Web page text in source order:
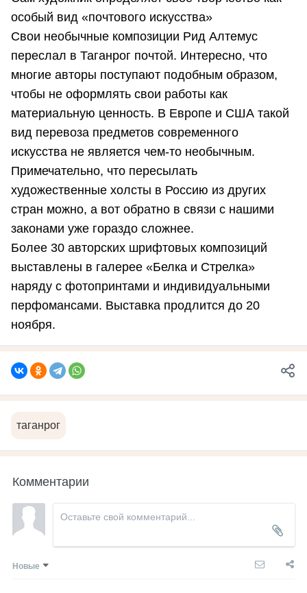
особый вид «почтового искусства»
Свои необычные композиции Рид Алтемус
переслал в Таганрог почтой. Интересно, что
многие авторы поступают подобным образом,
чтобы не оформлять свои работы как
материальную ценность. В Европе и США такой
вид перевоза предметов современного
искусства не является чем-то необычным.
Примечательно, что пересылать
художественные холсты в Россию из других
стран можно, а вот обратно в связи с нашими
законами уже гораздо сложнее.
Более 30 авторских шрифтовых композиций
выставлены в галерее «Белка и Стрелка»
наряду с фотопринтами и индивидуальными
перфомансами. Выставка продлится до 20
ноября.
таганрог
Комментарии
Новые